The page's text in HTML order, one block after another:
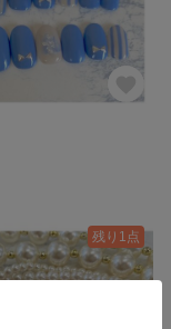
残り1点